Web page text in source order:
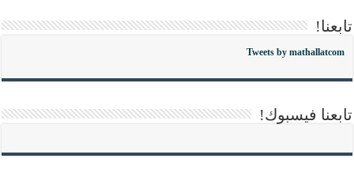
تابعنا!
Tweets by mathallatcom
تابعنا فيسبوك!